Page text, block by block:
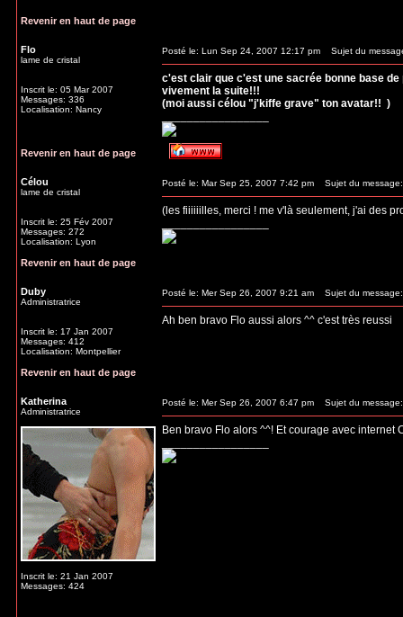
Revenir en haut de page
Flo
lame de cristal
Inscrit le: 05 Mar 2007
Messages: 336
Localisation: Nancy
Posté le: Lun Sep 24, 2007 12:17 pm Sujet du
c'est clair que c'est une sacrée bonne base de
vivement la suite!!!
(moi aussi célou "j'kiffe grave" ton avatar!! )
Revenir en haut de page
Célou
lame de cristal
Inscrit le: 25 Fév 2007
Messages: 272
Localisation: Lyon
Posté le: Mar Sep 25, 2007 7:42 pm Sujet du message:
(les fiiiiiilles, merci ! me v'là seulement, j'ai des
Revenir en haut de page
Duby
Administratrice
Inscrit le: 17 Jan 2007
Messages: 412
Localisation: Montpellier
Posté le: Mer Sep 26, 2007 9:21 am Sujet du message:
Ah ben bravo Flo aussi alors ^^ c'est très reussi
Revenir en haut de page
Katherina
Administratrice
Inscrit le: 21 Jan 2007
Messages: 424
Posté le: Mer Sep 26, 2007 6:47 pm Sujet du message:
Ben bravo Flo alors ^^! Et courage avec internet